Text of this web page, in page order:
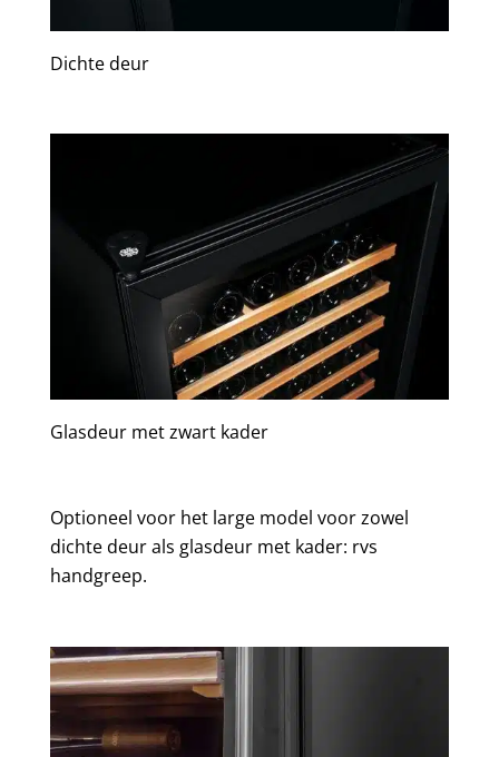
Dichte deur
Glasdeur met zwart kader
Optioneel voor het large model voor zowel
dichte deur als glasdeur met kader: rvs
handgreep.